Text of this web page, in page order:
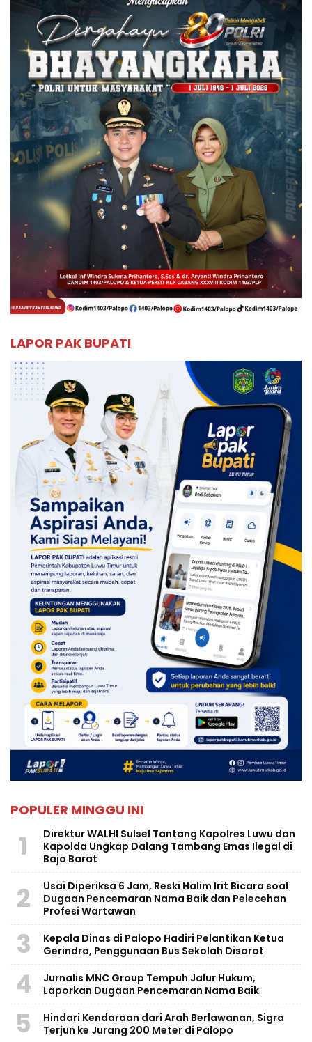
LAPOR PAK BUPATI
POPULER MINGGU INI
1
Direktur WALHI Sulsel Tantang Kapolres Luwu dan
Kapolda Ungkap Dalang Tambang Emas Ilegal di
Bajo Barat
2
Usai Diperiksa 6 Jam, Reski Halim Irit Bicara soal
Dugaan Pencemaran Nama Baik dan Pelecehan
Profesi Wartawan
3
Kepala Dinas di Palopo Hadiri Pelantikan Ketua
Gerindra, Penggunaan Bus Sekolah Disorot
4
Jurnalis MNC Group Tempuh Jalur Hukum,
Laporkan Dugaan Pencemaran Nama Baik
5
Hindari Kendaraan dari Arah Berlawanan, Sigra
Terjun ke Jurang 200 Meter di Palopo